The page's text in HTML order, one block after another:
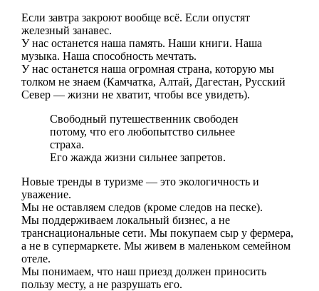
Если завтра закроют вообще всё. Если опустят
железный занавес.
У нас останется наша память. Наши книги. Наша
музыка. Наша способность мечтать.
У нас останется наша огромная страна, которую мы
толком не знаем (Камчатка, Алтай, Дагестан, Русский
Север — жизни не хватит, чтобы все увидеть).
Свободный путешественник свободен
потому, что его любопытство сильнее
страха.
Его жажда жизни сильнее запретов.
Новые тренды в туризме — это экологичность и
уважение.
Мы не оставляем следов (кроме следов на песке).
Мы поддерживаем локальный бизнес, а не
транснациональные сети. Мы покупаем сыр у фермера,
а не в супермаркете. Мы живем в маленьком семейном
отеле.
Мы понимаем, что наш приезд должен приносить
пользу месту, а не разрушать его.